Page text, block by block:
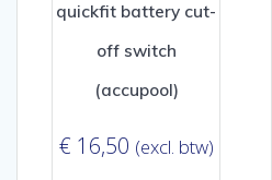
quickfit battery cut-
off switch
(accupool)
€ 16,50 (excl. btw)